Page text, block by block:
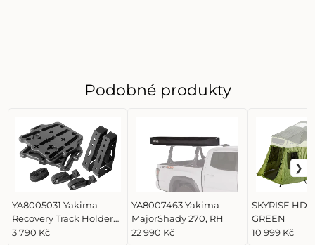
Podobné produkty
YA8005031 Yakima
Recovery Track Holder
Kit
3 790 Kč
YA8007463 Yakima
MajorShady 270, RH
22 990 Kč
SKYRISE HD
GREEN
10 999 Kč